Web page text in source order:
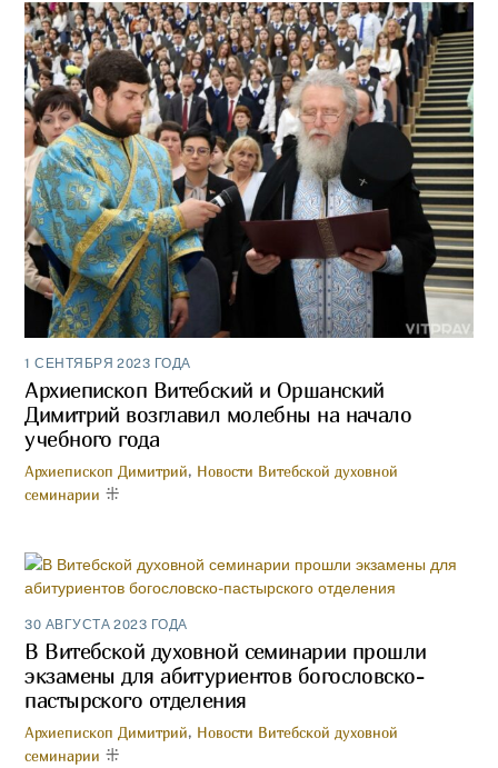
1 СЕНТЯБРЯ 2023 ГОДА
Архиепископ Витебский и Оршанский
Димитрий возглавил молебны на начало
учебного года
Архиепископ Димитрий, Новости Витебской духовной
семинарии
30 АВГУСТА 2023 ГОДА
В Витебской духовной семинарии прошли
экзамены для абитуриентов богословско-
пастырского отделения
Архиепископ Димитрий, Новости Витебской духовной
семинарии